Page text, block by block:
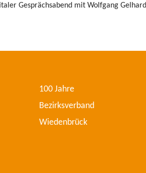
Gesprächsabend mit Wolfgang Gelhard
100 Jahre
Bezirksverband
Wiedenbrück